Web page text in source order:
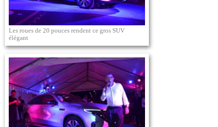
Les roues de 20 pouces rendent ce gros SUV
élégant